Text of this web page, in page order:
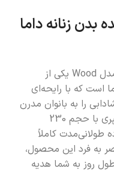
بدن زنانه داما
اسپری خوشبو کننده بدن زنانه داما مدل Wood یکی از
است که با رایحه‌ای
را به بانوان مدرن
و خوش‌سلیقه هدیه می‌دهد. این اسپری با حجم 230
طولانی‌مدت کاملاً
به فرد این محصول،
روز به شما هدیه